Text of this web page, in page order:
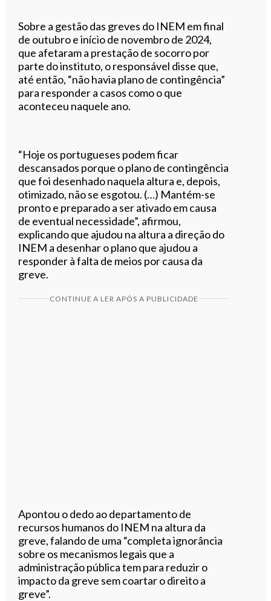
Sobre a gestão das greves do INEM em final
de outubro e início de novembro de 2024,
que afetaram a prestação de socorro por
parte do instituto, o responsável disse que,
até então, “não havia plano de contingência”
para responder a casos como o que
aconteceu naquele ano.
“Hoje os portugueses podem ficar
descansados porque o plano de contingência
que foi desenhado naquela altura e, depois,
otimizado, não se esgotou. (…) Mantém-se
pronto e preparado a ser ativado em causa
de eventual necessidade”, afirmou,
explicando que ajudou na altura a direção do
INEM a desenhar o plano que ajudou a
responder à falta de meios por causa da
greve.
CONTINUE A LER APÓS A PUBLICIDADE
Apontou o dedo ao departamento de
recursos humanos do INEM na altura da
greve, falando de uma “completa ignorância
sobre os mecanismos legais que a
administração pública tem para reduzir o
impacto da greve sem coartar o direito a
greve”.